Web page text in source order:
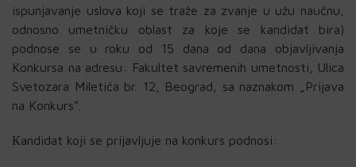
ispunjavanje uslova koji se traže za zvanje u užu naučnu,
odnosno umetničku oblast za koje se kandidat bira)
podnose se u roku od 15 dana od dana objavljivanja
Konkursa na adresu: Fakultet savremenih umetnosti, Ulica
Svetozara Miletića br. 12, Beograd, sa naznakom „Prijava
na Konkurs”.
Кandidat koji se prijavljuje na konkurs podnosi: